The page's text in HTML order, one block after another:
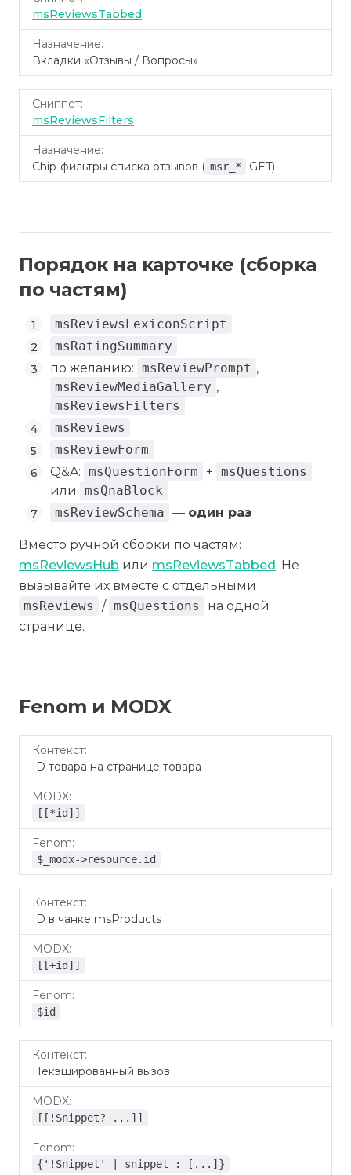
msReviewsTabbed
Вкладки «Отзывы / Вопросы»
msReviewsFilters
Chip-фильтры списка отзывов ( msr_* GET)
Порядок на карточке (сборка
по частям)
msReviewsLexiconScript
msRatingSummary
по желанию: msReviewPrompt ,
msReviewMediaGallery ,
msReviewsFilters
msReviews
msReviewForm
Q&A: msQuestionForm + msQuestions
или
msQnaBlock
msReviewSchema — один раз
Вместо ручной сборки по частям:
msReviewsHub или msReviewsTabbed. Не
вызывайте их вместе с отдельными
msReviews
/ msQuestions
на одной
странице.
Fenom и MODX
Контекст
ID товара на странице товара
[[*id]]
$_modx->resource.id
ID в чанке msProducts
[[+id]]
$id
Некэшированный вызов
[[!Snippet? ...]]
{'!Snippet' | snippet : [...]}